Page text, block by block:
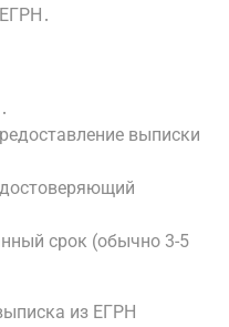
выписки
срок (обычно 3-5
из ЕГРН